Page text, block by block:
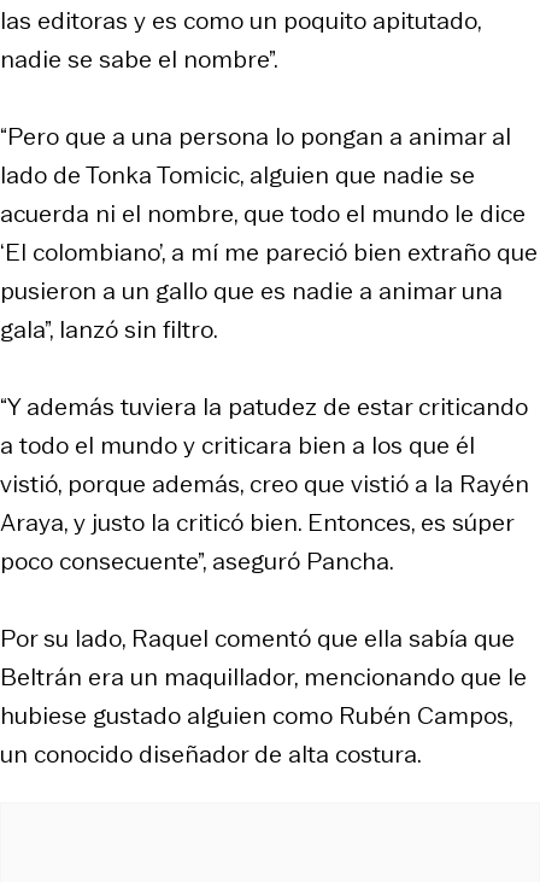
las editoras y es como un poquito apitutado,
nadie se sabe el nombre”.
“Pero que a una persona lo pongan a animar al
lado de Tonka Tomicic, alguien que nadie se
acuerda ni el nombre, que todo el mundo le dice
‘El colombiano’, a mí me pareció bien extraño que
pusieron a un gallo que es nadie a animar una
gala”, lanzó sin filtro.
“Y además tuviera la patudez de estar criticando
a todo el mundo y criticara bien a los que él
vistió, porque además, creo que vistió a la Rayén
Araya, y justo la criticó bien. Entonces, es súper
poco consecuente”, aseguró Pancha.
Por su lado, Raquel comentó que ella sabía que
Beltrán era un maquillador, mencionando que le
hubiese gustado alguien como Rubén Campos,
un conocido diseñador de alta costura.